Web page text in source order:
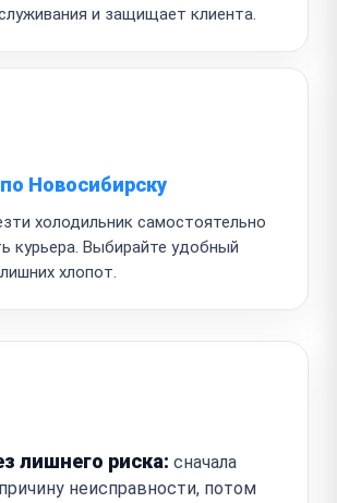
и защищает клиента.
Новосибирску
холодильник самостоятельно
курьера. Выбирайте удобный
хлопот.
лишнего риска: сначала
неисправности, потом